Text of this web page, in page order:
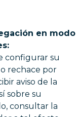
en modo
configurar su
rechace por
aviso de la
sobre su
consultar la